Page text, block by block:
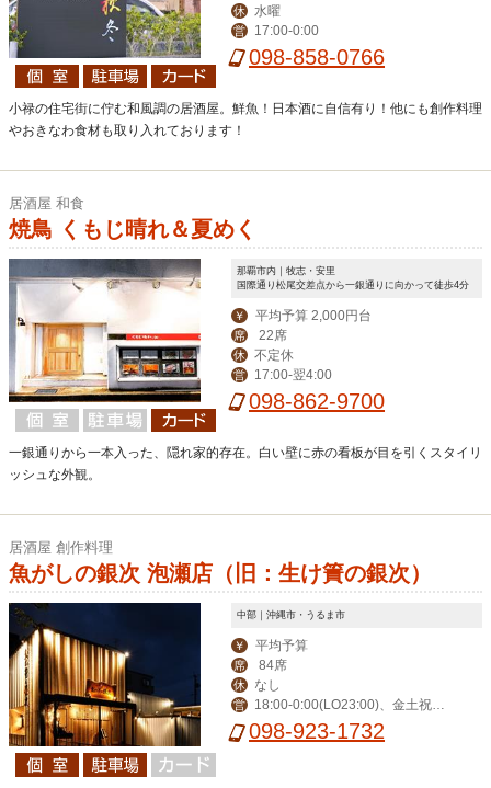
休 水曜
営 17:00-0:00
098-858-0766
小禄の住宅街に佇む和風調の居酒屋。鮮魚！日本酒に自信有り！他にも創作料理
やおきなわ食材も取り入れております！
居酒屋 和食
焼鳥 くもじ晴れ＆夏めく
那覇市内｜牧志・安里
国際通り松尾交差点から一銀通りに向かって徒歩4分
￥ 平均予算 2,000円台
席 22席
休 不定休
営 17:00-翌4:00
098-862-9700
一銀通りから一本入った、隠れ家的存在。白い壁に赤の看板が目を引くスタイリ
ッシュな外観。
居酒屋 創作料理
魚がしの銀次 泡瀬店（旧：生け簀の銀次）
中部｜沖縄市・うるま市
￥ 平均予算
席 84席
休 なし
営
18:00-0:00(LO23:00)、金土祝前1
8:00-1:00(0:00)
098-923-1732